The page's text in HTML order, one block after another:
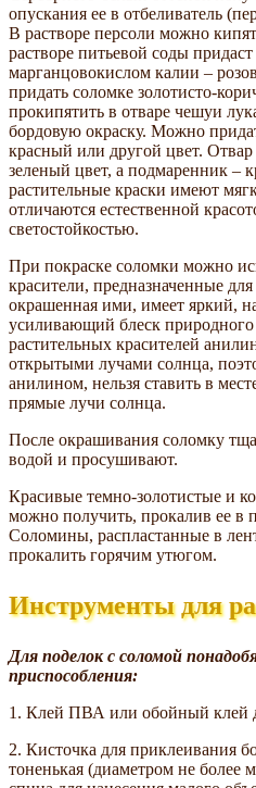
опускания ее в отбеливатель
В растворе персоли можно
растворе питьевой соды
марганцовокислом калии –
придать соломке золотисто-
прокипятить в отваре чешуи
бордовую окраску. Можно
красный или другой цвет. Отвар
зеленый цвет, а подмаренник –
растительные краски имеют
отличаются естественной
светостойкостью.
При покраске соломки можно
красители, предназначенные
окрашенная ими, имеет яркий,
усиливающий блеск
растительных красителей
открытыми лучами солнца,
анилином, нельзя ставить в
прямые лучи солнца.
После окрашивания соломку
водой и просушивают.
Красивые темно-золотистые и
можно получить, прокалив ее в
Соломины, распластанные в
прокалить горячим утюгом.
Инструменты для
Для поделок с соломой
приспособления:
1. Клей ПВА или обойный клей
2. Кисточка для приклеивания
тоненькая (диаметром не более